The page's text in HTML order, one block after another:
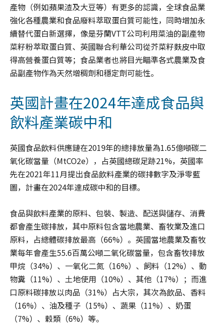
產物（例如蘋果渣及大豆等）有更多的認識，全球食品業
強化各種農業和食品廢料萃取蛋白質可能性，同時增加永
續替代蛋白新選擇，像是芬蘭VTT公司利用菜油的副產物
菜籽粉萃取蛋白質、英國聯合利華公司從芥菜籽麩皮中取
得高營養蛋白質等；食品業者也將目光瞄準各式農業及食
品副產物作為天然增稠劑和穩定劑可能性。
英國計畫在2024年達成食品與
飲料產業碳中和
英國食品飲料供應鏈在2019年的總排放量為1.65億噸碳二
氧化碳當量（MtCO2e），占英國總碳足跡21%，英國率
先在2021年11月提出食品飲料產業的碳排數字及淨零藍
圖，計畫在2024年達成碳中和的目標。
食品與飲料產業的原料、包裝、製造、配送與儲存、消費
都會產生碳排放，其中原料包含當地農業、畜牧業及進口
原料，占總體碳排放最高（66%）。英國當地農業及畜牧
業每年會產生55.6百萬公噸二氧化碳當量，包含畜牧排放
甲烷（34%）、一氧化二氮（16%）、飼料（12%）、動
物糞（11%）、土地使用（10%）、其他（17%）；而進
口原料碳排放以肉品（31%）占大宗，其次為飲品、香料
（16%）、油及種子（15%）、蔬果（11%）、奶蛋
（7%）、穀類（6%）等。